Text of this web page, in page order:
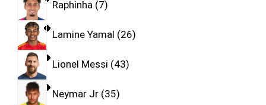
Raphinha 7
Lamine Yamal 26
Lionel Messi 43
Neymar Jr 35